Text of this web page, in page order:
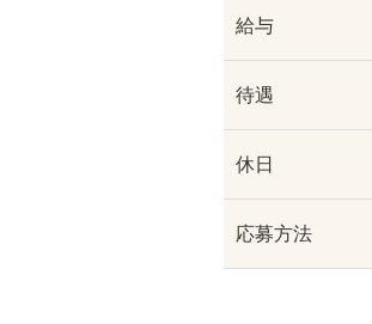
給与
待遇
休日
応募方法